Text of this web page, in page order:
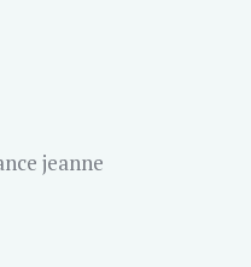
jeanne